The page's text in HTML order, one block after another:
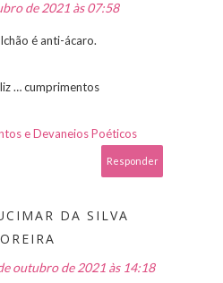
de 2021 às 07:58
é anti-ácaro.
… cumprimentos
e Devaneios Poéticos
Responder
DA SILVA
outubro de 2021 às 14:18